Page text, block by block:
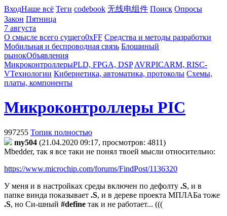
ВходНаше всё Теги codebook 无线电组件 Поиск Опросы
Закон Пятница
7 августа
О смысле всего сущего0xFF Средства и методы разработки
Мобильная и беспроводная связь Блошиный
рынокОбъявления
МикроконтроллерыPLD, FPGA, DSP AVRPICARM, RISC-
VТехнологии Кибернетика, автоматика, протоколы Схемы,
платы, компоненты
Микроконтроллеры PIC
997255 Топик полностью
my504 (21.04.2020 09:17, просмотров: 4811)
Mbedder, так я все таки не понял твоей мысли относительно:
https://www.microchip.com/forums/FindPost/1136320
У меня и в настройках среды включен по дефолту .S, и в
папке винда показывает .S, и в дереве проекта МПЛАБа тоже
.S, но Си-шный #define так и не работает... (((